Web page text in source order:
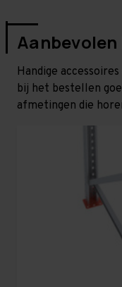
Handige
bij het bestellen
afmetingen die